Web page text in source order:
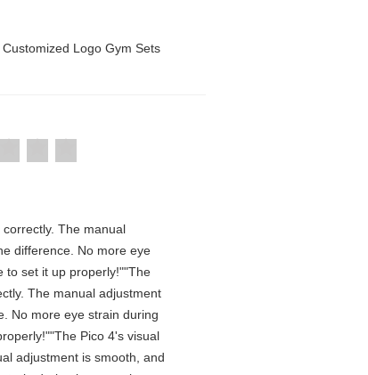
Logo Gym Sets
The manual
difference. No more eye
to set it up properly!""The
The manual adjustment
No more eye strain during
Pico 4's visual
adjustment is smooth, and